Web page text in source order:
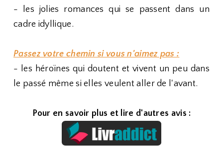
- les jolies romances qui se passent dans un
cadre idyllique.
Passez votre chemin si vous n'aimez pas :
- les héroïnes qui doutent et vivent un peu dans
le passé même si elles veulent aller de l'avant.
Pour en savoir plus et lire d'autres avis :